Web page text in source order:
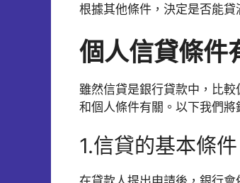
根據其他條件，決定是否能貸
個人信貸條件
雖然信貸是銀行貸款中，比
和個人條件有關。以下我們
1.信貸的基本條件